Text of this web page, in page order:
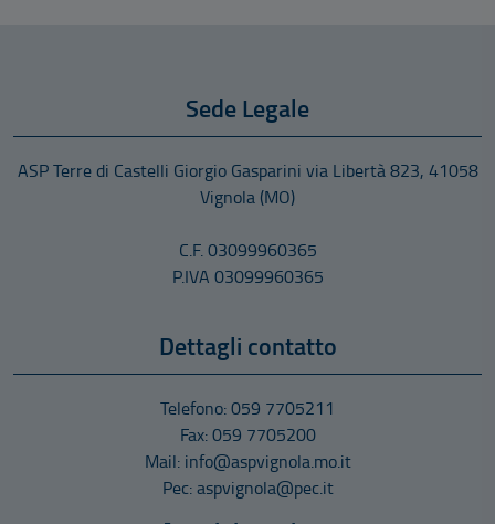
DOMANDA La domanda di partecipazione alla presente
procedura di mobilità dovrà essere presentata, a pena di
esclusione, in via telematica esclusivamente tramite il
portale del reclutamento “InPA” raggiungibile al link
https://www.inpa.gov.it/ previa registrazione ed
(SPID, CIE, CNS, IDAS) entro e non oltre […]
Sede Legale
ASP Terre di Castelli Giorgio Gasparini via Libertà 823, 41058
Vignola (MO)
C.F. 03099960365
P.IVA 03099960365
Dettagli contatto
Telefono: 059 7705211
Fax: 059 7705200
Mail: info@aspvignola.mo.it
Pec: aspvignola@pec.it